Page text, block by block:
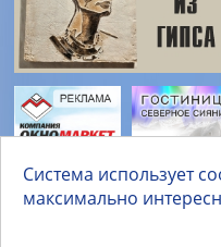
Система использует
максимально